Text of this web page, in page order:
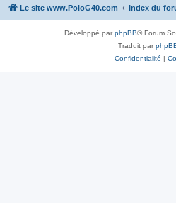
Le site www.PoloG40.com Index du
Développé parphpBB® Forum
Traduit par
Confidentialité |